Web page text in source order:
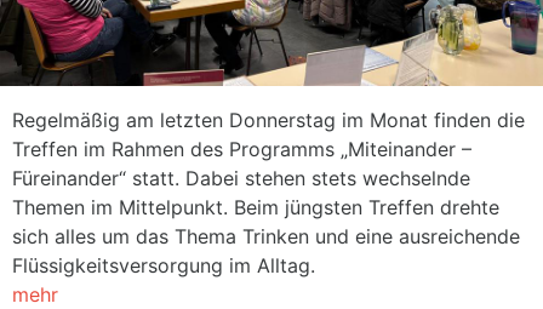
Regelmäßig am letzten Donnerstag im Monat finden die
Treffen im Rahmen des Programms „Miteinander –
Füreinander“ statt. Dabei stehen stets wechselnde
Themen im Mittelpunkt. Beim jüngsten Treffen drehte
sich alles um das Thema Trinken und eine ausreichende
Flüssigkeitsversorgung im Alltag.
mehr